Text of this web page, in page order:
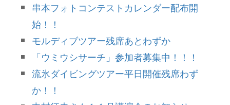
串本フォトコンテストカレンダー配布開
始！！
モルディブツアー残席あとわずか
「ウミウシサーチ」参加者募集中！！！
流氷ダイビングツアー平日開催残席わず
か！！